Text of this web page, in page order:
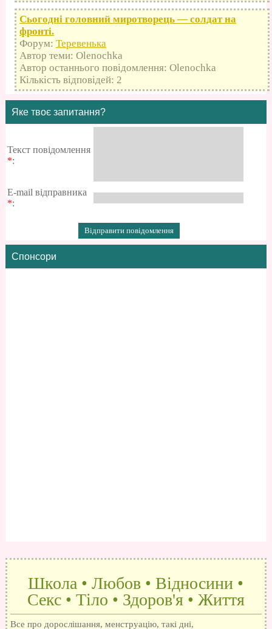
Сьогодні головний миротворець — солдат на
фронті.
Форум: Теревенька
Автор теми: Olenochka
Автор останнього повідомлення: Olenochka
Кількість відповідей: 2
Яке твоє запитання?
Текст повідомлення
*:
E-mail відправника
*:
Спонсори
Школа • Любов • Відносини •
Секс • Тіло • Здоров'я • Життя
Все про дорослішання, менструацію, такі дні,